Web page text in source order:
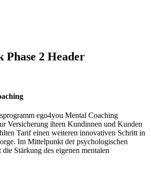
2 Header
ego4you Mental Coaching
Versicherung ihren Kundinnen und Kunden
Tarif einen weiteren innovativen Schritt in
Im Mittelpunkt der psychologischen
Stärkung des eigenen mentalen